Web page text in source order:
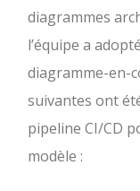
diagrammes
l’équipe a
diagramme-en-
suivantes ont
pipeline CI/CD
modèle :